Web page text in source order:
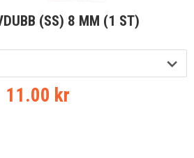
(SS) 8 MM (1 ST)
11.00 kr